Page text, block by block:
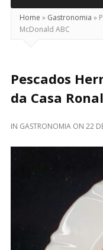
Home » Gastronomia »
McDonald ABC
Pescados
da Casa
IN GASTRONOMIA ON 22